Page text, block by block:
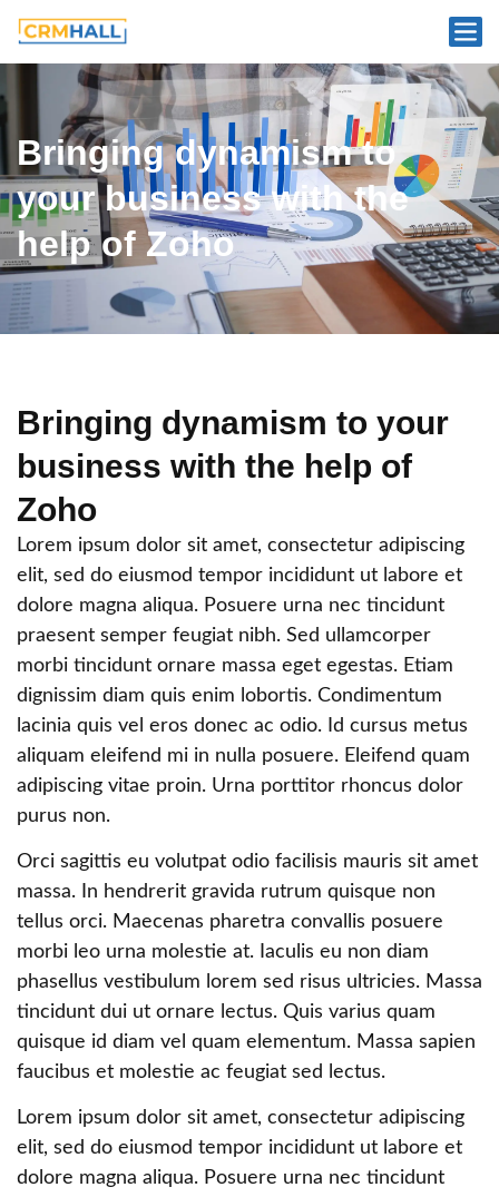
Bringing dynamism to
your business with the
help of Zoho
Bringing dynamism to your
business with the help of
Zoho
Lorem ipsum dolor sit amet, consectetur adipiscing
elit, sed do eiusmod tempor incididunt ut labore et
dolore magna aliqua. Posuere urna nec tincidunt
praesent semper feugiat nibh. Sed ullamcorper
morbi tincidunt ornare massa eget egestas. Etiam
dignissim diam quis enim lobortis. Condimentum
lacinia quis vel eros donec ac odio. Id cursus metus
aliquam eleifend mi in nulla posuere. Eleifend quam
adipiscing vitae proin. Urna porttitor rhoncus dolor
purus non.
Orci sagittis eu volutpat odio facilisis mauris sit amet
massa. In hendrerit gravida rutrum quisque non
tellus orci. Maecenas pharetra convallis posuere
morbi leo urna molestie at. Iaculis eu non diam
phasellus vestibulum lorem sed risus ultricies. Massa
tincidunt dui ut ornare lectus. Quis varius quam
quisque id diam vel quam elementum. Massa sapien
faucibus et molestie ac feugiat sed lectus.
Lorem ipsum dolor sit amet, consectetur adipiscing
elit, sed do eiusmod tempor incididunt ut labore et
dolore magna aliqua. Posuere urna nec tincidunt